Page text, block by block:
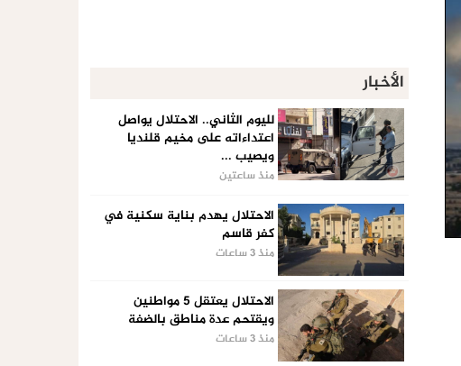
الأخبار
لليوم الثاني.. الاحتلال يواصل
اعتداءاته على مخيم قلنديا
ويصيب ...
منذ ساعتين
الاحتلال يهدم بناية سكنية في
كفر قاسم
منذ 3 ساعات
الاحتلال يعتقل 5 مواطنين
ويقتحم عدة مناطق بالضفة
منذ 3 ساعات